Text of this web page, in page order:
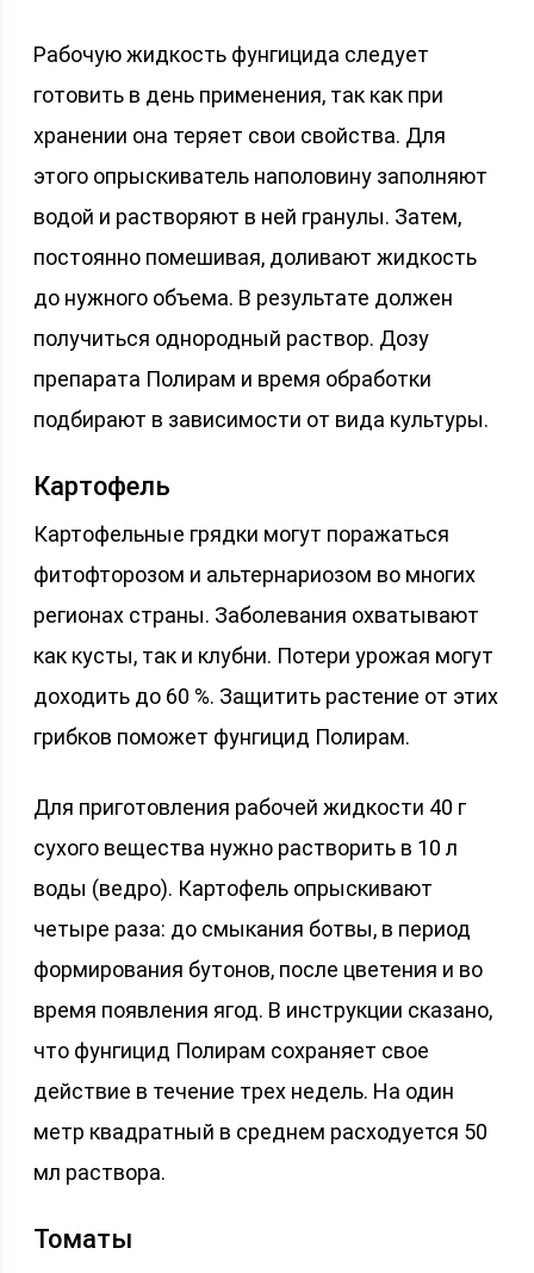
Рабочую жидкость фунгицида следует
готовить в день применения, так как при
хранении она теряет свои свойства. Для
этого опрыскиватель наполовину заполняют
водой и растворяют в ней гранулы. Затем,
постоянно помешивая, доливают жидкость
до нужного объема. В результате должен
получиться однородный раствор. Дозу
препарата Полирам и время обработки
подбирают в зависимости от вида культуры.
Картофель
Картофельные грядки могут поражаться
фитофторозом и альтернариозом во многих
регионах страны. Заболевания охватывают
как кусты, так и клубни. Потери урожая могут
доходить до 60 %. Защитить растение от этих
грибков поможет фунгицид Полирам.
Для приготовления рабочей жидкости 40 г
сухого вещества нужно растворить в 10 л
воды (ведро). Картофель опрыскивают
четыре раза: до смыкания ботвы, в период
формирования бутонов, после цветения и во
время появления ягод. В инструкции сказано,
что фунгицид Полирам сохраняет свое
действие в течение трех недель. На один
метр квадратный в среднем расходуется 50
мл раствора.
Томаты